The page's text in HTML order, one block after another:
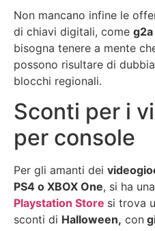
Non mancano infine le
di chiavi digitali, come
bisogna tenere a mente
possono risultare di
blocchi regionali.
Sconti per i
per console
Per gli amanti dei
PS4 o XBOX One, si ha
Playstation Store si trova
sconti di Halloween, con